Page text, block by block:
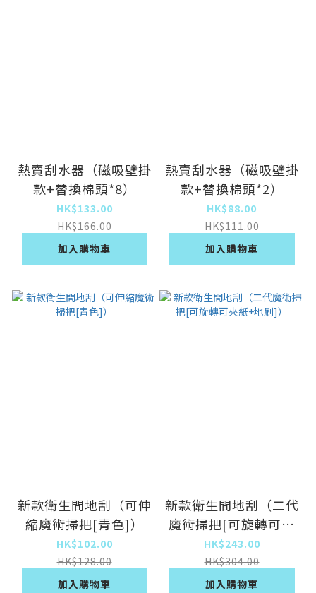
熱賣刮水器（磁吸壁掛
款+替換棉頭*8）
HK$133.00
HK$166.00
加入購物車
熱賣刮水器（磁吸壁掛
款+替換棉頭*2）
HK$88.00
HK$111.00
加入購物車
新款衛生間地刮（可伸
縮魔術掃把[青色]）
HK$102.00
HK$128.00
加入購物車
新款衛生間地刮（二代
魔術掃把[可旋轉可夾
紙+地刷]）
HK$243.00
HK$304.00
加入購物車